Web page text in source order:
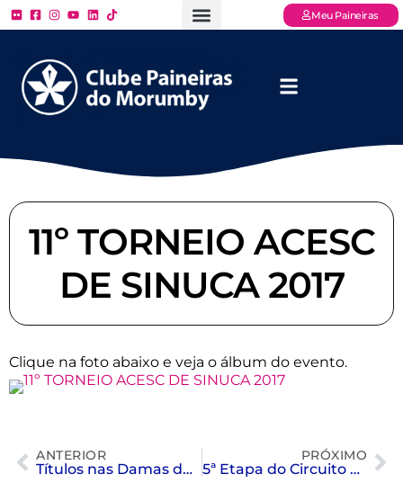
Meu Paineiras
11º TORNEIO ACESC
DE SINUCA 2017
Clique na foto abaixo e veja o álbum do evento.
ANTERIOR
Títulos nas Damas do Tênis
PRÓXIMO
5ª Etapa do Circuito Paulista de Natação Máster